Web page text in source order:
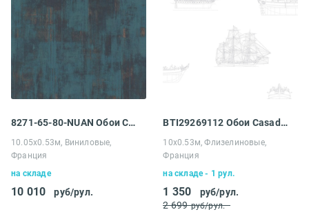
8271-65-80-NUAN Обои Casadeco Nuances
10.05х0.53м, Виниловые,
Франция
на складе
10 010 руб/рул.
BTI29269112 Обои Casadeco Baltic
10х0.53м, Флизелиновые,
Франция
на складе - 1 рул.
1 350
руб/рул.
2 699 руб/рул.